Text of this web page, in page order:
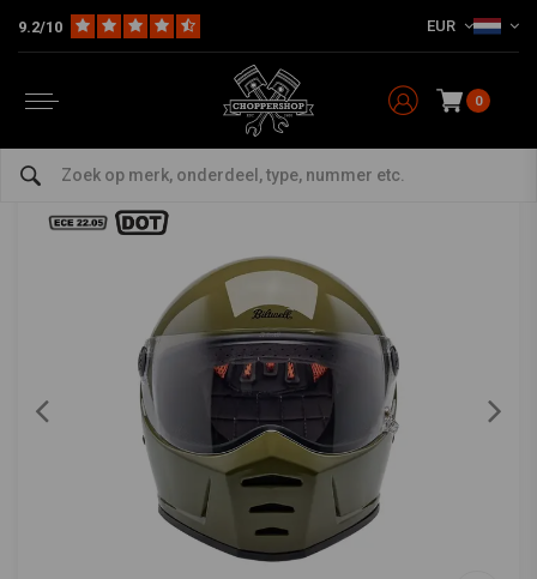
9.2/10 EUR
0
The Biker Helmen Lane Splitter Helm | Olijfgroen
bekijk alles van Biltwell
Lane Splitter Helm | Olijfgroen